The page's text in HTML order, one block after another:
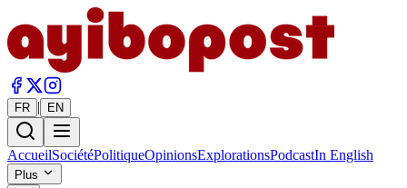
FR | EN
AccueilSociétéPolitiqueOpinionsExplorationsPodcastIn English
Plus